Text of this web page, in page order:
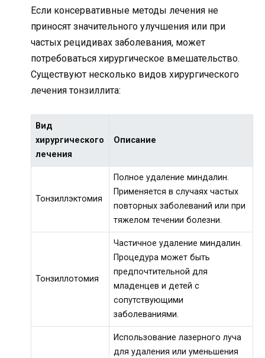
Если консервативные методы лечения не
приносят значительного улучшения или при
частых рецидивах заболевания, может
потребоваться хирургическое вмешательство.
Существуют несколько видов хирургического
лечения тонзиллита:
Вид
хирургического
лечения
Описание
Тонзиллэктомия
Полное удаление миндалин.
Применяется в случаях частых
повторных заболеваний или при
тяжелом течении болезни.
Тонзиллотомия
Частичное удаление миндалин.
Процедура может быть
предпочтительной для
младенцев и детей с
сопутствующими
заболеваниями.
Использование лазерного луча
для удаления или уменьшения